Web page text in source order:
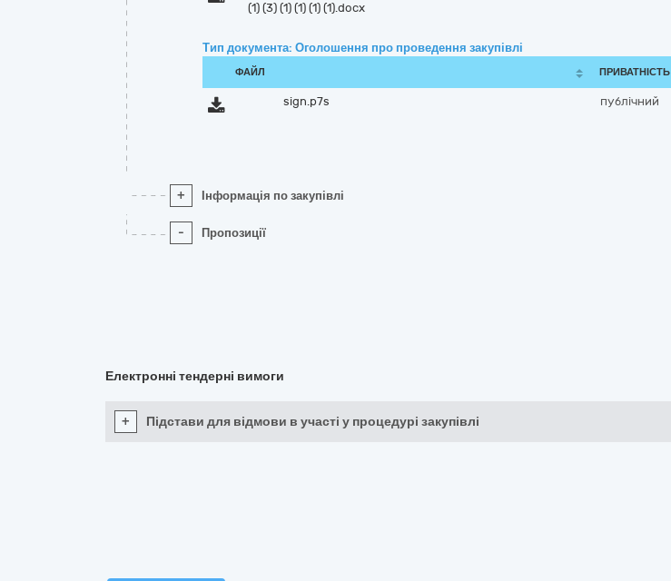
(1) (3) (1) (1) (1) (1).docx
Тип документа: Оголошення про проведення закупівлі
ФАЙЛ ПРИВАТНІСТЬ
sign.p7s публічний
+ Інформація по закупівлі
- Пропозиції
Електронні тендерні вимоги
+ Підстави для відмови в участі у процедурі закупівлі